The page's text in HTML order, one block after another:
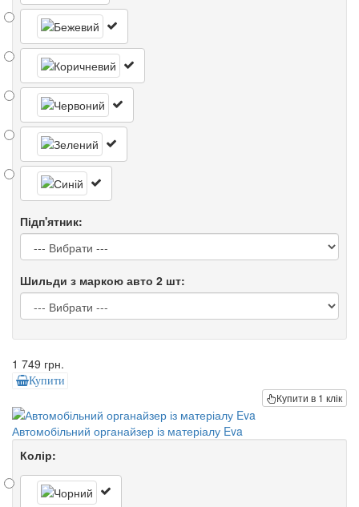
Підп'ятник:
Шильди з маркою авто 2 шт:
1 749 грн.
Купити
Купити в 1 клік
Автомобільний органайзер із матеріалу Eva
Колір: